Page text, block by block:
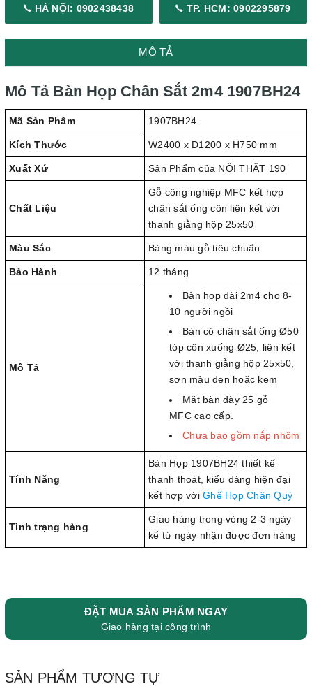
HÀ NỘI: 0902438438 TP. HCM: 0902295879
MÔ TẢ
Mô Tả Bàn Họp Chân Sắt 2m4 1907BH24
Mã Sản Phẩm 1907BH24
Kích Thước W2400 x D1200 x H750 mm
Xuất Xứ Sản Phẩm của NỘI THẤT 190
Chất Liệu
Gỗ công nghiệp MFC kết hợp
chân sắt ống côn liên kết với
thanh giằng hộp 25x50
Màu Sắc Bảng màu gỗ tiêu chuẩn
Bảo Hành 12 tháng
Mô Tả
Bàn họp dài 2m4 cho 8-
10 người ngồi
Bàn có chân sắt ống Ø50
tóp côn xuống Ø25, liên kết
với thanh giằng hộp 25x50,
sơn màu đen hoặc kem
Mặt bàn dày 25 gỗ
MFC cao cấp.
Chưa bao gồm nắp nhôm
Tính Năng
Bàn Họp 1907BH24 thiết kế
thanh thoát, kiểu dáng hiện đại
kết hợp với Ghế Họp Chân Quỳ
Tình trạng hàng
Giao hàng trong vòng 2-3 ngày
kể từ ngày nhận được đơn hàng
ĐẶT MUA SẢN PHẨM NGAY
Giao hàng tại công trình
SẢN PHẨM TƯƠNG TỰ